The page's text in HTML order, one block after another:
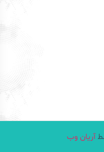
آریان وب